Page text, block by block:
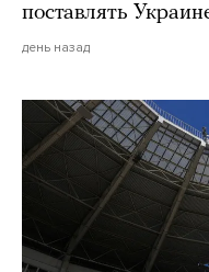
поставлять
день назад